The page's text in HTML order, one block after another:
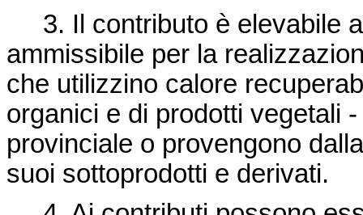
3. Il contributo è elevabile
ammissibile per la
che utilizzino calore
organici e di prodotti vegetali
provinciale o provengono
suoi sottoprodotti e derivati.